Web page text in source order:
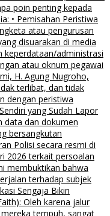
poin penting kepada
• Pemisahan Peristiwa
atau pengurusan
disuarakan di media
keperdataan/administrasi
atau oknum pegawai
H. Agung Nugroho,
terlibat, dan tidak
dengan peristiwa
yang Sudah Lapor
data dan dokumen
bersangkutan
Polisi secara resmi di
2026 terkait persoalan
membuktikan bahwa
terhadap subjek
Sengaja Bikin
Oleh karena jalur
tempuh, sangat